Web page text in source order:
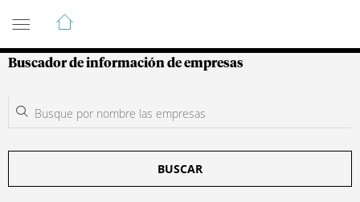
Guía de Empresas Colombianas
Buscador de información de empresas
BUSCAR